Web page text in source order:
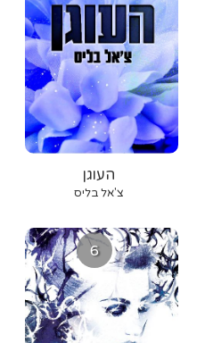
העוגן
צ'אל בליס
6